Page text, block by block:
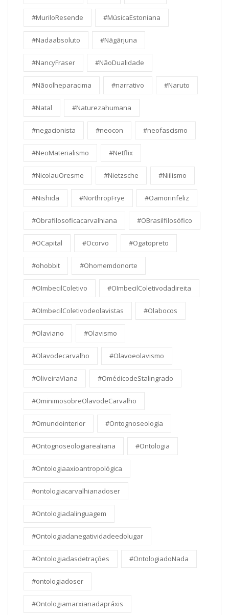
#MuriloResende #MúsicaEstoniana
#Nadaabsoluto #Nāgārjuna
#NancyFraser #NãoDualidade
#Nãoolheparacima #narrativo #Naruto
#Natal #Naturezahumana
#negacionista #neocon #neofascismo
#NeoMaterialismo #Netflix
#NicolauOresme #Nietzsche #Niilismo
#Nishida #NorthropFrye #Oamorinfeliz
#Obrafilosoficacarvalhiana #OBrasilfilosófico
#OCapital #Ocorvo #Ogatopreto
#ohobbit #Ohomemdonorte
#OImbecilColetivo #OImbecilColetivodadireita
#OImbecilColetivodeolavistas #Olabocos
#Olaviano #Olavismo
#Olavodecarvalho #Olavoeolavismo
#OliveiraViana #OmédicodeStalingrado
#OminimosobreOlavodeCarvalho
#Omundointerior #Ontognoseologia
#Ontognoseologiarealiana #Ontologia
#Ontologiaaxioantropológica
#ontologiacarvalhianadoser
#Ontologiadalinguagem
#Ontologiadanegatividadeedolugar
#Ontologiadasdetrações #OntologiadoNada
#ontologiadoser
#Ontologiamarxianadapráxis